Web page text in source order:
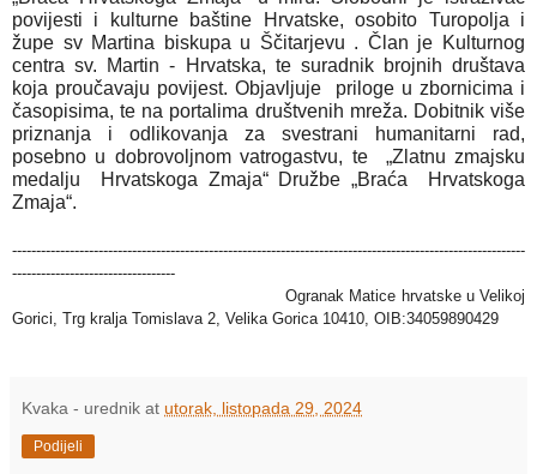
povijesti i kulturne baštine Hrvatske, osobito Turopolja i
župe sv Martina biskupa u Ščitarjevu . Član je Kulturnog
centra sv. Martin - Hrvatska, te suradnik brojnih društava
koja proučavaju povijest. Objavljuje priloge u zbornicima i
časopisima, te na portalima društvenih mreža. Dobitnik više
priznanja i odlikovanja za svestrani humanitarni rad,
posebno u dobrovoljnom vatrogastvu, te „Zlatnu zmajsku
medalju Hrvatskoga Zmaja“
Družbe „Braća Hrvatskoga
Zmaja“.
-----------------------------------------------------------------------------------------------------------
----------------------------------
Ogranak Matice hrvatske u Velikoj
Gorici, Trg kralja Tomislava 2, Velika Gorica 10410, OIB:34059890429
Kvaka - urednik at utorak, listopada 29, 2024
Podijeli